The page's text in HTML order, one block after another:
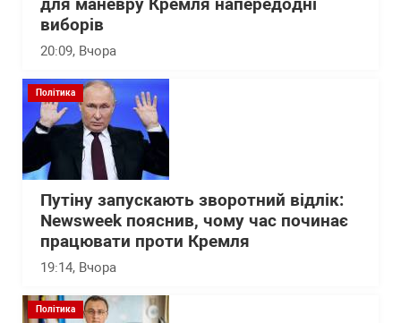
для маневру Кремля напередодні
виборів
20:09, Вчора
Політика
Путіну запускають зворотний відлік:
Newsweek пояснив, чому час починає
працювати проти Кремля
19:14, Вчора
Політика